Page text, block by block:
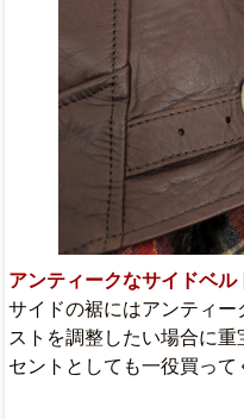
アンティークなサイドベル
サイドの裾にはアンティ
ストを調整したい場合に
セントとしても一役買って